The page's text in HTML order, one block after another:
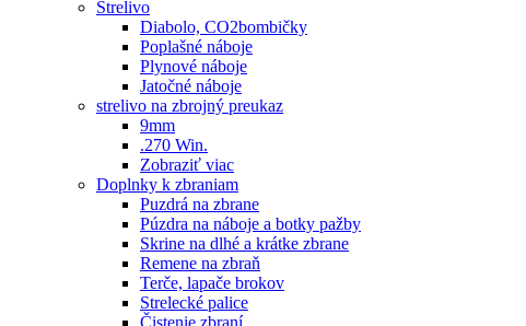
Strelivo
Diabolo, CO2bombičky
Poplašné náboje
Plynové náboje
Jatočné náboje
strelivo na zbrojný preukaz
9mm
.270 Win.
Zobraziť viac
Doplnky k zbraniam
Puzdrá na zbrane
Púzdra na náboje a botky pažby
Skrine na dlhé a krátke zbrane
Remene na zbraň
Terče, lapače brokov
Strelecké palice
Čistenie zbraní